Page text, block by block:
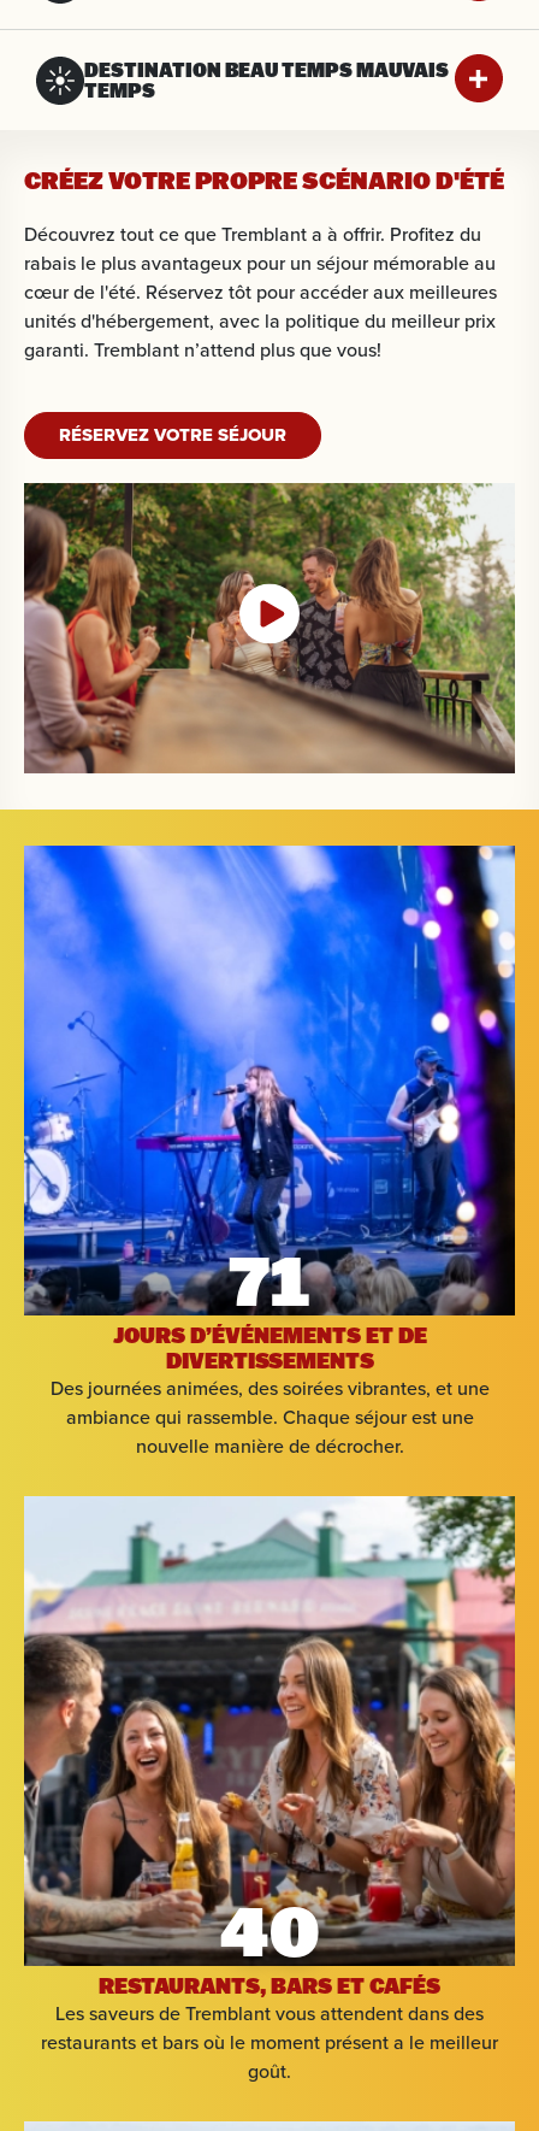
DESTINATION BEAU TEMPS MAUVAIS
TEMPS
CRÉEZ VOTRE PROPRE SCÉNARIO D'ÉTÉ
Découvrez tout ce que Tremblant a à offrir. Profitez du
rabais le plus avantageux pour un séjour mémorable au
cœur de l'été. Réservez tôt pour accéder aux meilleures
unités d'hébergement, avec la politique du meilleur prix
garanti. Tremblant n’attend plus que vous!
RÉSERVEZ VOTRE SÉJOUR
71
JOURS D’ÉVÉNEMENTS ET DE
DIVERTISSEMENTS
Des journées animées, des soirées vibrantes, et une
ambiance qui rassemble. Chaque séjour est une
nouvelle manière de décrocher.
40
RESTAURANTS, BARS ET CAFÉS
Les saveurs de Tremblant vous attendent dans des
restaurants et bars où le moment présent a le meilleur
goût.